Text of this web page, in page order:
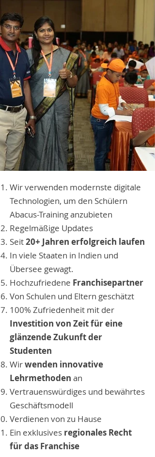
Wir verwenden modernste digitale
Technologien, um den Schülern
Abacus-Training anzubieten
Regelmäßige Updates
Seit20+ Jahren erfolgreich laufen
In viele Staaten in Indien und
Übersee gewagt.
Hochzufriedene Franchisepartner
Von Schulen und Eltern geschätzt
100% Zufriedenheit mit der
Investition von Zeit für eine
glänzende Zukunft der
Studenten
Wirwenden innovative
Lehrmethoden an
Vertrauenswürdiges und bewährtes
Geschäftsmodell
Verdienen von zu Hause
Ein exklusives regionales Recht
für das Franchise